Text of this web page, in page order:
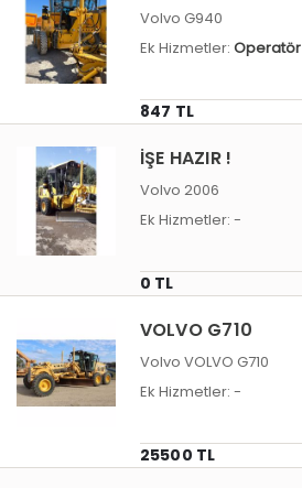
Volvo G940
Ek Hizmetler: Operatör
847 TL
İŞE HAZIR !
Volvo 2006
Ek Hizmetler: -
0 TL
VOLVO G710
Volvo VOLVO G710
Ek Hizmetler: -
25500 TL